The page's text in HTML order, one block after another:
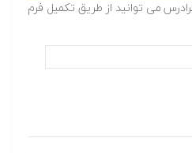
می توانید از طریق تکمیل فرم